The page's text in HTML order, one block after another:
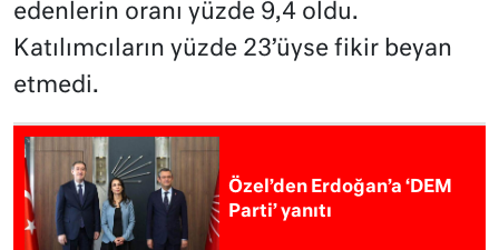
edenlerin oranı yüzde 9,4 oldu.
Katılımcıların yüzde 23’üyse fikir beyan
etmedi.
Özel’den Erdoğan’a ‘DEM
Parti’ yanıtı